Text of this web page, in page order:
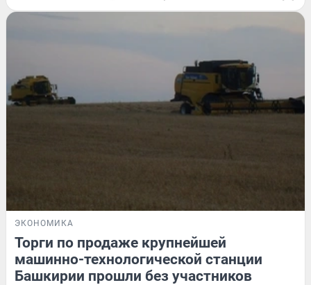
ЭКОНОМИКА
Торги по продаже крупнейшей
машинно-технологической станции
Башкирии прошли без участников